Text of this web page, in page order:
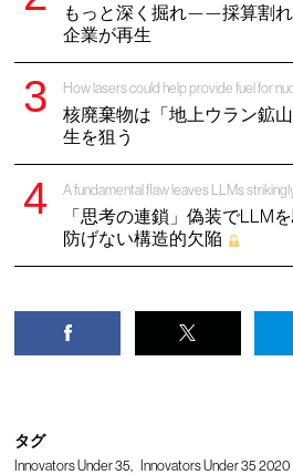
もっと深く掘れ——採算割
企業が再生
How lasers could help provide fuel for
核廃棄物は「地上ウラン鉱
生を狙う
A fundamental flaw leaves LLMs
「思考の連鎖」偽装でLLM
防げない構造的欠陥
タグ
Innovators Under 35 Innovators Under 35 2020